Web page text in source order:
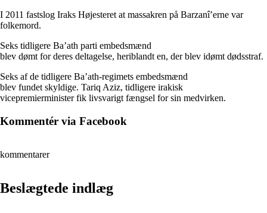
I 2011 fastslog Iraks Højesteret at massakren på Barzanî’erne var
folkemord.
Seks tidligere Ba’ath parti embedsmænd
blev dømt for deres deltagelse, heriblandt en, der blev idømt dødsstraf.
Seks af de tidligere Ba’ath-regimets embedsmænd
blev fundet skyldige. Tariq Aziz, tidligere irakisk
vicepremierminister fik livsvarigt fængsel for sin medvirken.
Kommentér via Facebook
kommentarer
Beslægtede indlæg